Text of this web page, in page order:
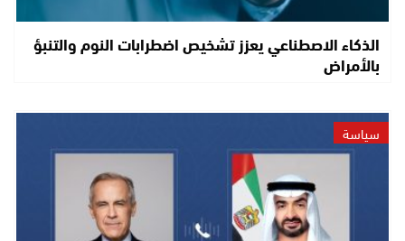
الذكاء الاصطناعي يعزز تشخيص اضطرابات النوم والتنبؤ
بالأمراض
سياسة